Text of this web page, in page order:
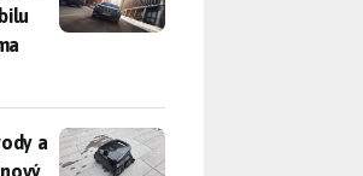
a můžete odpočívat. Bazénový
a